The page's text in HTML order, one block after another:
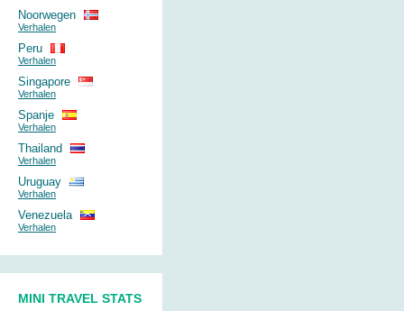
Noorwegen
Verhalen
Peru
Verhalen
Singapore
Verhalen
Spanje
Verhalen
Thailand
Verhalen
Uruguay
Verhalen
Venezuela
Verhalen
MINI TRAVEL STATS